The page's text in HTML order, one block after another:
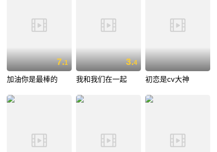
7.1
加油你是最棒的
3.4
我和我们在一起 初恋是cv大神